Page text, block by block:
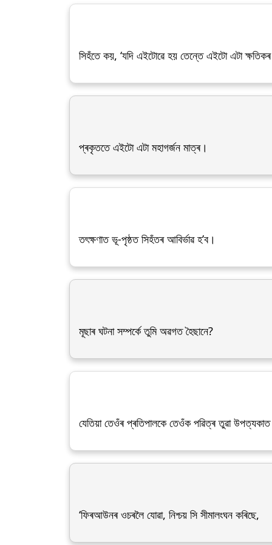
সিহঁতে কয়, ‘যদি এইটোৱে হয় তেন্তে এইটো এটা ক্ষতিকৰ
প্ৰকৃততে এইটো এটা মহাগৰ্জন মাত্ৰ।
তৎক্ষণাত ভূ-পৃষ্ঠত সিহঁতৰ আবিৰ্ভাৱ হ’ব।
মূছাৰ ঘটনা সম্পৰ্কে তুমি অৱগত হৈছানে?
যেতিয়া তেওঁৰ প্ৰতিপালকে তেওঁক পৱিত্ৰ তুৱা উপত্যকাত
‘ফিৰআউনৰ ওচৰলৈ যোৱা, নিশ্চয় সি সীমালংঘন কৰিছে,